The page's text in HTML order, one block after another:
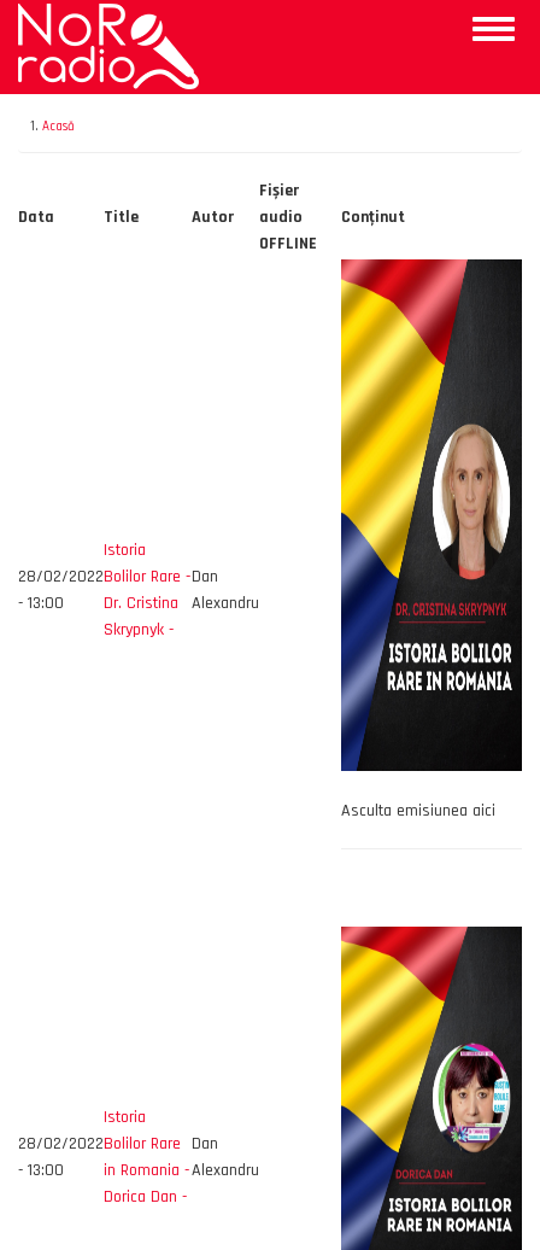
Mergi
conţinutul
principal
Toggle
Acasă
Data Title Autor
Fișier
audio
OFFLINE
Conţinut
28/02/2022
- 13:00
Istoria
Bolilor Rare -
Dr. Cristina
Skrypnyk -
Dan
Alexandru
Asculta emisiunea aici
28/02/2022
- 13:00
Istoria
Bolilor Rare
in Romania -
Dorica Dan -
Dan
Alexandru